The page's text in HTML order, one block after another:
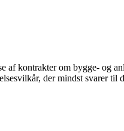
af kontrakter om bygge- og
der mindst svarer til